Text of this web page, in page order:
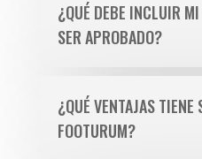
¿QUÉ DEBE INCLUIR
SER APROBADO?
¿QUÉ VENTAJAS
FOOTURUM?